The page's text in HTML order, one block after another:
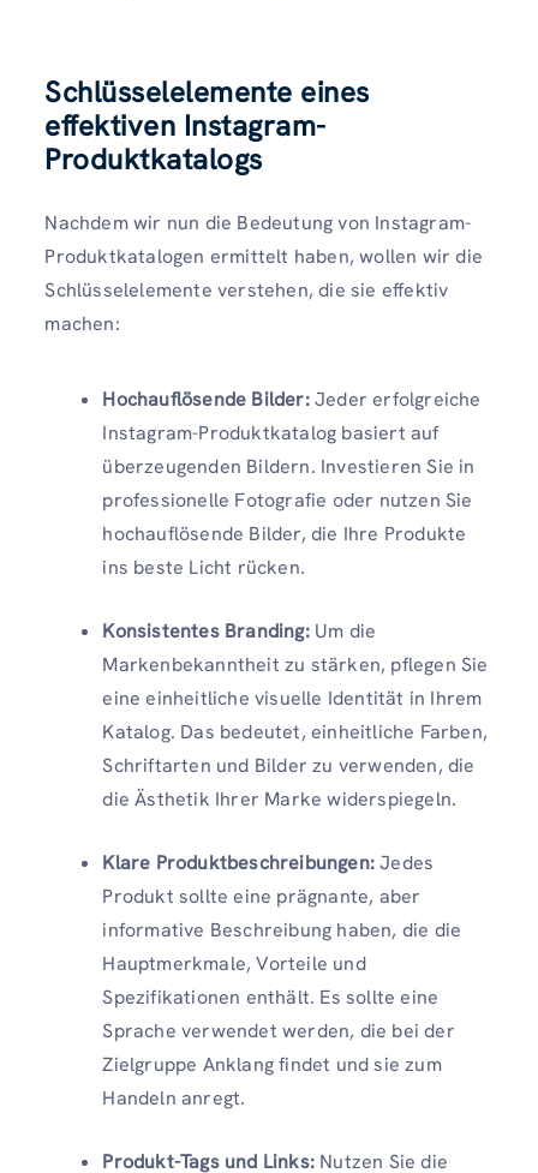
Schlüsselelemente eines
effektiven Instagram-
Produktkatalogs
Nachdem wir nun die Bedeutung von Instagram-
Produktkatalogen ermittelt haben, wollen wir die
Schlüsselelemente verstehen, die sie effektiv
machen:
Hochauflösende Bilder:Jeder erfolgreiche
Instagram-Produktkatalog basiert auf
überzeugenden Bildern. Investieren Sie in
professionelle Fotografie oder nutzen Sie
hochauflösende Bilder, die Ihre Produkte
ins beste Licht rücken.
Konsistentes Branding:Um die
Markenbekanntheit zu stärken, pflegen Sie
eine einheitliche visuelle Identität in Ihrem
Katalog. Das bedeutet, einheitliche Farben,
Schriftarten und Bilder zu verwenden, die
die Ästhetik Ihrer Marke widerspiegeln.
Klare Produktbeschreibungen:Jedes
Produkt sollte eine prägnante, aber
informative Beschreibung haben, die die
Hauptmerkmale, Vorteile und
Spezifikationen enthält. Es sollte eine
Sprache verwendet werden, die bei der
Zielgruppe Anklang findet und sie zum
Handeln anregt.
Produkt-Tags und Links: Nutzen Sie die